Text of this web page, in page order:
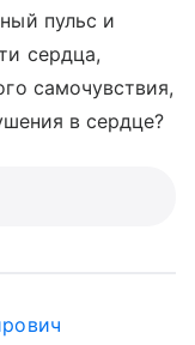
пульс и
сердца,
самочувствия,
в сердце?